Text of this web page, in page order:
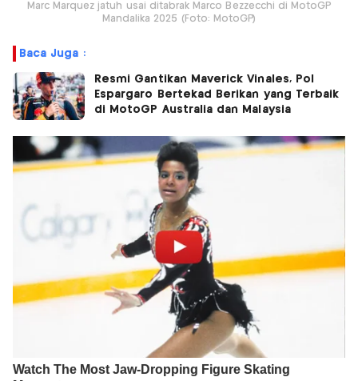
Marc Marquez jatuh usai ditabrak Marco Bezzecchi di MotoGP
Mandalika 2025 (Foto: MotoGP)
Baca Juga :
Resmi Gantikan Maverick Vinales, Pol
Espargaro Bertekad Berikan yang Terbaik
di MotoGP Australia dan Malaysia